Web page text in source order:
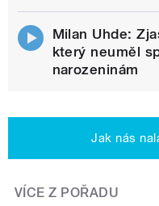
Milan Uhde:
který neuměl
narozeninám
Jak nás
VÍCE Z POŘADU